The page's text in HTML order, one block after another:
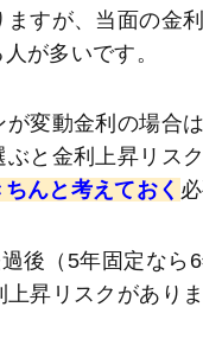
すが、当面の金
が多いです。
変動金利の場合
と金利上昇リス
んと考えておく
後（5年固定なら
昇リスクがありま